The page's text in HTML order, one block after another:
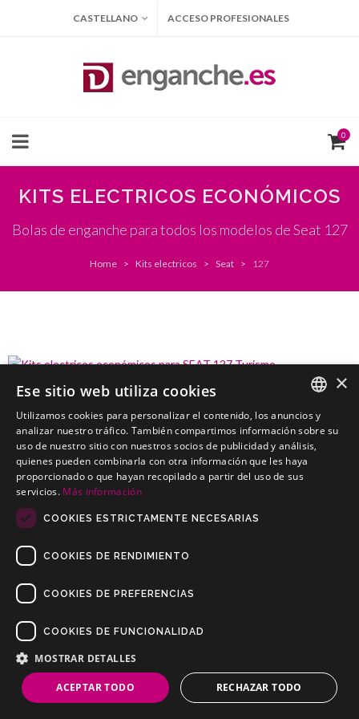
CASTELLANO ACCESO PROFESIONALES
0
KITS ELECTRICOS ECONÓMICOS
Bolas de enganche para todos los modelos de Seat 127
Home Kits electricos Seat 127
SEAT 127 Turismo
Kits electricos económicos para SEAT 127 Turismo
Copyrights © 2019 Todos los Derechos Reservados Dilusur, S.L.
Condiciones de Venta /
Política de Privacidad
/Política de Cookies
SPANISH
PORTUGUESE
×
Ese sitio web utiliza cookies
Utilizamos cookies para personalizar el contenido, los anuncios y
analizar nuestro tráfico. También compartimos información sobre su
uso de nuestro sitio con nuestros socios de publicidad y análisis,
quienes pueden combinarla con otra información que les haya
proporcionado o que hayan recopilado a partir del uso de sus
servicios. Más información
COOKIES ESTRICTAMENTE NECESARIAS
COOKIES DE RENDIMIENTO
COOKIES DE PREFERENCIAS
COOKIES DE FUNCIONALIDAD
MOSTRAR DETALLES
ACEPTAR TODO RECHAZAR TODO